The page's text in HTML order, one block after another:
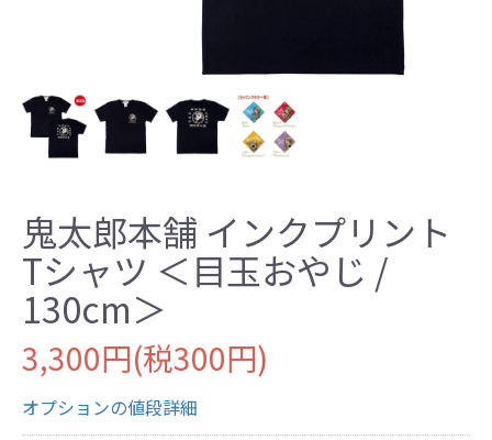
鬼太郎本舗 インクプリント
Tシャツ ＜目玉おやじ /
130cm＞
3,300円(税300円)
オプションの値段詳細